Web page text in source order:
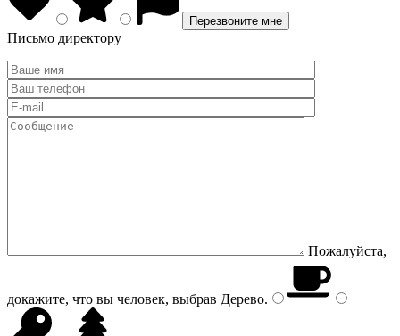
Письмо директору
Пожалуйста,
докажите, что вы человек, выбрав Дерево.